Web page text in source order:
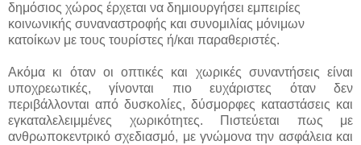
δημόσιος χώρος έρχεται να δημιουργήσει εμπειρίες
κοινωνικής συναναστροφής και συνομιλίας μόνιμων
κατοίκων με τους τουρίστες ή/και παραθεριστές.
Ακόμα κι όταν οι οπτικές και χωρικές συναντήσεις είναι
υποχρεωτικές, γίνονται πιο ευχάριστες όταν δεν
περιβάλλονται από δυσκολίες, δύσμορφες καταστάσεις και
εγκαταλελειμμένες χωρικότητες. Πιστεύεται πως με
ανθρωποκεντρικό σχεδιασμό, με γνώμονα την ασφάλεια και